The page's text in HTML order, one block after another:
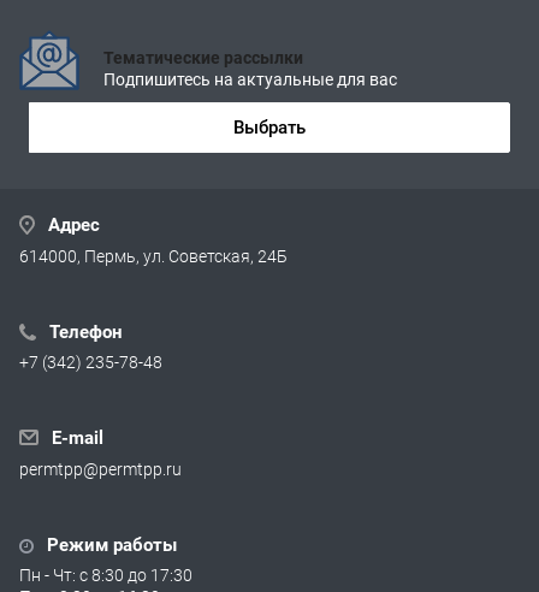
Тематические рассылки
Подпишитесь на актуальные для вас
Выбрать
Адрес
614000, Пермь, ул. Советская, 24Б
Телефон
+7 (342) 235-78-48
E-mail
permtpp@permtpp.ru
Режим работы
Пн - Чт: с 8:30 до 17:30